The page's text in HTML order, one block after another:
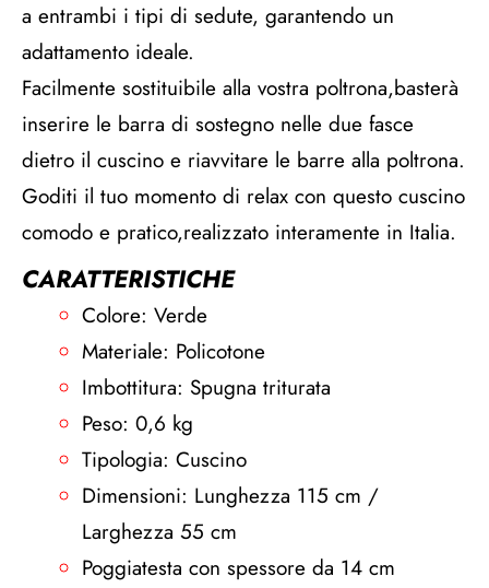
a entrambi i tipi di sedute, garantendo un
adattamento ideale.
Facilmente sostituibile alla vostra poltrona,basterà
inserire le barra di sostegno nelle due fasce
dietro il cuscino e riavvitare le barre alla poltrona.
Goditi il tuo momento di relax con questo cuscino
comodo e pratico,realizzato interamente in Italia.
CARATTERISTICHE
Colore: Verde
Materiale: Policotone
Imbottitura: Spugna triturata
Peso: 0,6 kg
Tipologia: Cuscino
Dimensioni: Lunghezza 115 cm /
Larghezza 55 cm
Poggiatesta con spessore da 14 cm